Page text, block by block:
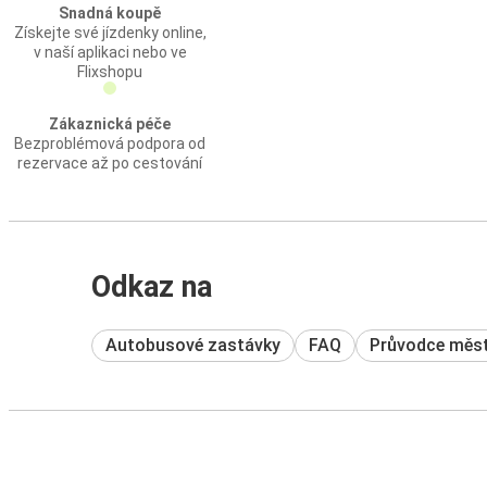
Snadná koupě
Získejte své jízdenky online,
v naší aplikaci nebo ve
Flixshopu
Zákaznická péče
Bezproblémová podpora od
rezervace až po cestování
Odkaz na
Autobusové zastávky FAQ Průvodce